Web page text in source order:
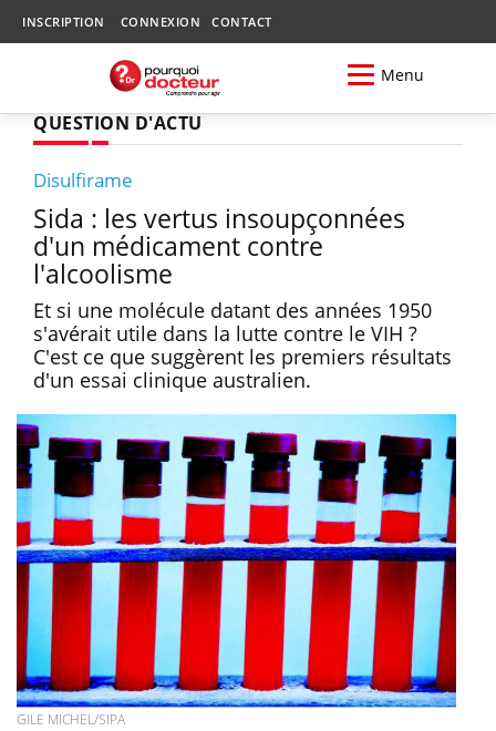
INSCRIPTION CONNEXION CONTACT
Menu
QUESTION D'ACTU
Disulfirame
Sida : les vertus insoupçonnées
d'un médicament contre
l'alcoolisme
Et si une molécule datant des années 1950
s'avérait utile dans la lutte contre le VIH ?
C'est ce que suggèrent les premiers résultats
d'un essai clinique australien.
GILE MICHEL/SIPA